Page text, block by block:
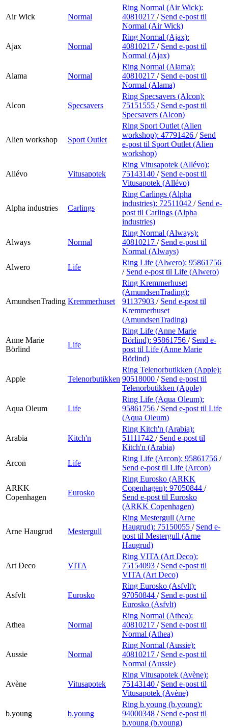
Air Wick Normal
Ring Normal (Air Wick):
40810217 / Send e-post til
Normal (Air Wick)
Ajax Normal
Ring Normal (Ajax):
40810217 / Send e-post til
Normal (Ajax)
Alama Normal
Ring Normal (Alama):
40810217 / Send e-post til
Normal (Alama)
Alcon Specsavers
Ring Specsavers (Alcon):
75151555 / Send e-post til
Specsavers (Alcon)
Alien workshop Sport Outlet
Ring Sport Outlet (Alien
workshop): 47791426 / Send
e-post til Sport Outlet (Alien
workshop)
Allévo Vitusapotek
Ring Vitusapotek (Allévo):
75143140 / Send e-post til
Vitusapotek (Allévo)
Alpha industries Carlings
Ring Carlings (Alpha
industries): 72511042 / Send e-
post til Carlings (Alpha
industries)
Always Normal
Ring Normal (Always):
40810217 / Send e-post til
Normal (Always)
Alwero
Life
Ring Life (Alwero): 95861756
/ Send e-post til Life (Alwero)
AmundsenTrading Kremmerhuset
Ring Kremmerhuset
(AmundsenTrading):
91137903 / Send e-post til
Kremmerhuset
(AmundsenTrading)
Anne Marie
Börlind
Life
Ring Life (Anne Marie
Börlind): 95861756 / Send e-
post til Life (Anne Marie
Börlind)
Apple Telenorbutikken
Ring Telenorbutikken (Apple):
90518000 / Send e-post til
Telenorbutikken (Apple)
Aqua Oleum Life
Ring Life (Aqua Oleum):
95861756 / Send e-post til Life
(Aqua Oleum)
Arabia Kitch'n
Ring Kitch'n (Arabia):
51111742 / Send e-post til
Kitch'n (Arabia)
Arcon
Life
Ring Life (Arcon): 95861756 /
Send e-post til Life (Arcon)
ARKK
Copenhagen
Eurosko
Ring Eurosko (ARKK
Copenhagen): 97050844 /
Send e-post til Eurosko
(ARKK Copenhagen)
Arne Haugrud Mestergull
Ring Mestergull (Arne
Haugrud): 75150055 / Send e-
post til Mestergull (Arne
Haugrud)
Art Deco VITA
Ring VITA (Art Deco):
75154093 / Send e-post til
VITA (Art Deco)
Asfvlt Eurosko
Ring Eurosko (Asfvlt):
97050844 / Send e-post til
Eurosko (Asfvlt)
Athea Normal
Ring Normal (Athea):
40810217 / Send e-post til
Normal (Athea)
Aussie Normal
Ring Normal (Aussie):
40810217 / Send e-post til
Normal (Aussie)
Avène Vitusapotek
Ring Vitusapotek (Avène):
75143140 / Send e-post til
Vitusapotek (Avène)
b.young b.young
Ring b.young (b.young):
94000348 / Send e-post til
b.young (b.young)